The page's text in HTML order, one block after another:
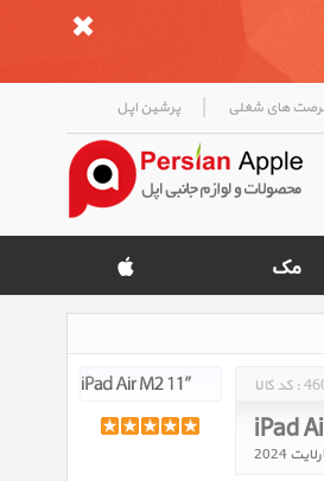
های شغلی | پرشین اپل
کد کالا :
iPad